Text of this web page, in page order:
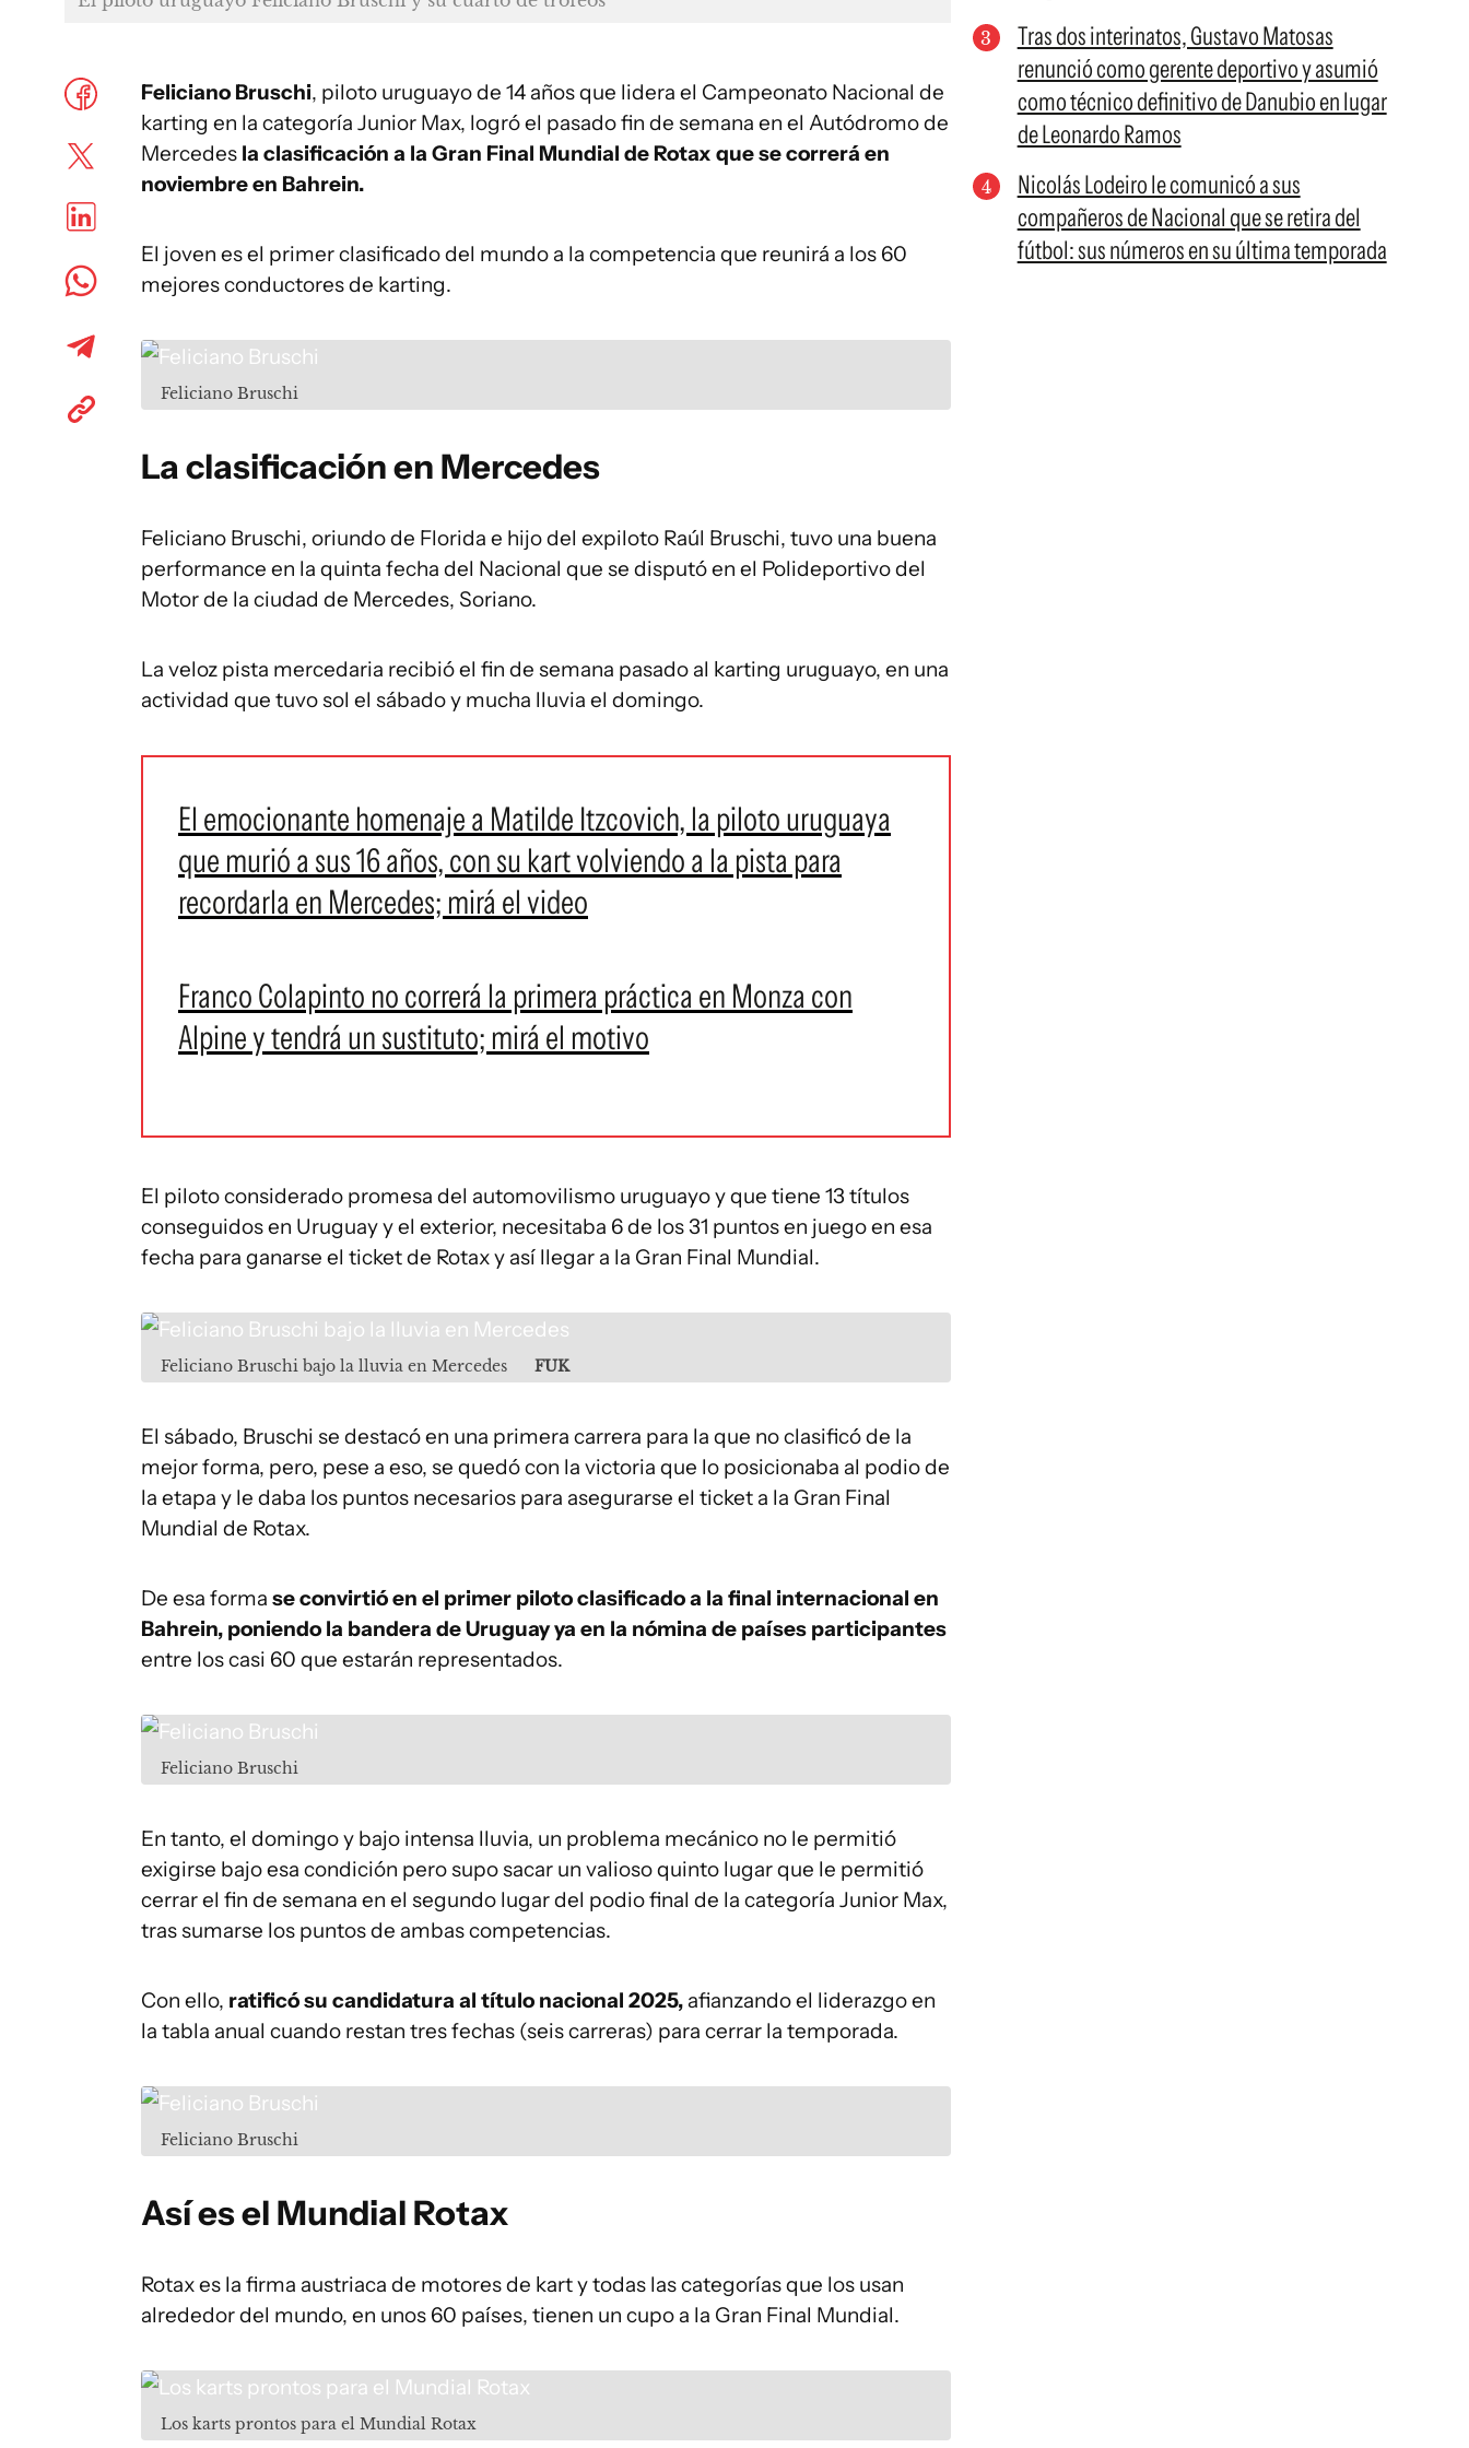
Feliciano Bruschi, piloto uruguayo de 14 años que lidera el Campeonato Nacional de
karting en la categoría Junior Max, logró el pasado fin de semana en el Autódromo de
Mercedes la clasificación a la Gran Final Mundial de Rotax que se correrá en
noviembre en Bahrein.
El joven es el primer clasificado del mundo a la competencia que reunirá a los 60
mejores conductores de karting.
Feliciano Bruschi
La clasificación en Mercedes
Feliciano Bruschi, oriundo de Florida e hijo del expiloto Raúl Bruschi, tuvo una buena
performance en la quinta fecha del Nacional que se disputó en el Polideportivo del
Motor de la ciudad de Mercedes, Soriano.
La veloz pista mercedaria recibió el fin de semana pasado al karting uruguayo, en una
actividad que tuvo sol el sábado y mucha lluvia el domingo.
El emocionante homenaje a Matilde Itzcovich, la piloto uruguaya
que murió a sus 16 años, con su kart volviendo a la pista para
recordarla en Mercedes; mirá el video
Franco Colapinto no correrá la primera práctica en Monza con
Alpine y tendrá un sustituto; mirá el motivo
El piloto considerado promesa del automovilismo uruguayo y que tiene 13 títulos
conseguidos en Uruguay y el exterior, necesitaba 6 de los 31 puntos en juego en esa
fecha para ganarse el ticket de Rotax y así llegar a la Gran Final Mundial.
Feliciano Bruschi bajo la lluvia en Mercedes FUK
El sábado, Bruschi se destacó en una primera carrera para la que no clasificó de la
mejor forma, pero, pese a eso, se quedó con la victoria que lo posicionaba al podio de
la etapa y le daba los puntos necesarios para asegurarse el ticket a la Gran Final
Mundial de Rotax.
De esa forma se convirtió en el primer piloto clasificado a la final internacional en
Bahrein, poniendo la bandera de Uruguay ya en la nómina de países participantes
entre los casi 60 que estarán representados.
Feliciano Bruschi
En tanto, el domingo y bajo intensa lluvia, un problema mecánico no le permitió
exigirse bajo esa condición pero supo sacar un valioso quinto lugar que le permitió
cerrar el fin de semana en el segundo lugar del podio final de la categoría Junior Max,
tras sumarse los puntos de ambas competencias.
Con ello, ratificó su candidatura al título nacional 2025, afianzando el liderazgo en
la tabla anual cuando restan tres fechas (seis carreras) para cerrar la temporada.
Feliciano Bruschi
Así es el Mundial Rotax
Rotax es la firma austriaca de motores de kart y todas las categorías que los usan
alrededor del mundo, en unos 60 países, tienen un cupo a la Gran Final Mundial.
Los karts prontos para el Mundial Rotax
Tras dos interinatos, Gustavo Matosas
renunció como gerente deportivo y asumió
como técnico definitivo de Danubio en lugar
de Leonardo Ramos
Nicolás Lodeiro le comunicó a sus
compañeros de Nacional que se retira del
fútbol: sus números en su última temporada